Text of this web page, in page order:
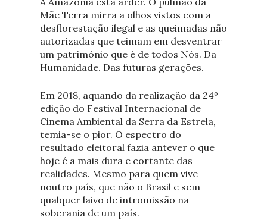
Mãe Terra mirra a olhos vistos com a
desflorestação ilegal e as queimadas não
autorizadas que teimam em desventrar
um património que é de todos Nós. Da
Humanidade. Das futuras gerações.
Em 2018, aquando da realização da 24º
edição do Festival Internacional de
Cinema Ambiental da Serra da Estrela,
temia-se o pior. O espectro do
resultado eleitoral fazia antever o que
hoje é a mais dura e cortante das
realidades. Mesmo para quem vive
noutro país, que não o Brasil e sem
qualquer laivo de intromissão na
soberania de um país.